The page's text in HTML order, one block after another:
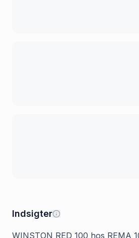
Indsigter
WINSTON RED 100 hos REMA